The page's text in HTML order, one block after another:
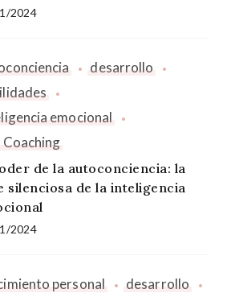
2024
desarrollo
emocional
Coaching
de la autoconciencia: la
silenciosa de la inteligencia
2024
personal
desarrollo